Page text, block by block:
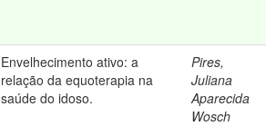
Envelhecimento ativo: a
relação da equoterapia na
saúde do idoso.
Pires,
Juliana
Aparecida
Wosch